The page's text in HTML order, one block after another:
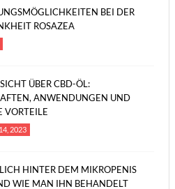
BEI DER
ROSAZEA
ÜBER CBD-ÖL:
ANWENDUNGEN UND
VORTEILE
2023
HINTER DEM MIKROPENIS
WIE MAN IHN BEHANDELT